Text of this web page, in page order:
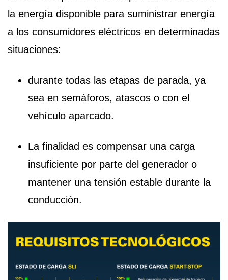
la energía disponible para suministrar energía
a los consumidores eléctricos en determinadas
situaciones:
durante todas las etapas de parada, ya
sea en semáforos, atascos o con el
vehículo aparcado.
La finalidad es compensar una carga
insuficiente por parte del generador o
mantener una tensión estable durante la
conducción.